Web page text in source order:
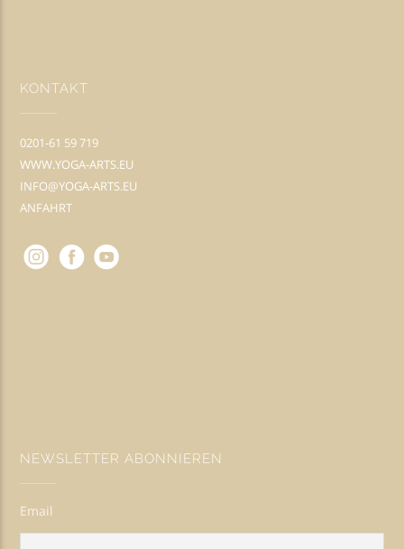
KONTAKT
0201-61 59 719
WWW.YOGA-ARTS.EU
INFO@YOGA-ARTS.EU
ANFAHRT
NEWSLETTER ABONNIEREN
Email